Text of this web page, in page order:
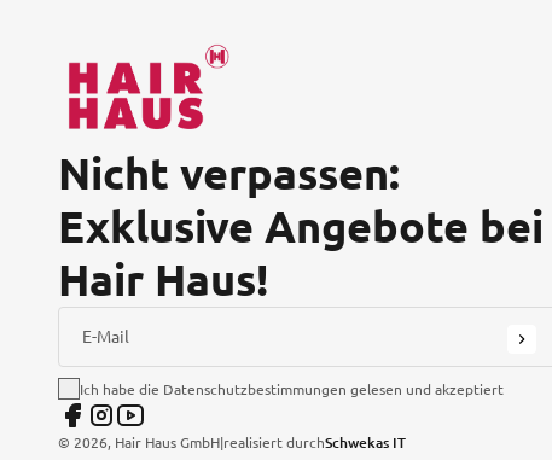
Nicht verpassen:
Exklusive Angebote bei
Hair Haus!
E-Mail
Ich habe die Datenschutzbestimmungen gelesen und akzeptiert
© 2026, Hair Haus GmbH|realisiert durchSchwekas IT